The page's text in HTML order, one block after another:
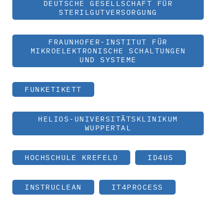
DEUTSCHE GESELLSCHAFT FÜR
STERILGUTVERSORGUNG
FRAUNHOFER-INSTITUT FÜR
MIKROELEKTRONISCHE SCHALTUNGEN
UND SYSTEME
FUNKETIKETT
HELIOS-UNIVERSITÄTSKLINIKUM
WUPPERTAL
HOCHSCHULE KREFELD ID4US
INSTRUCLEAN IT4PROCESS